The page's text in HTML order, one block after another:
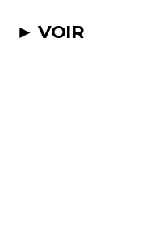
► VOIR